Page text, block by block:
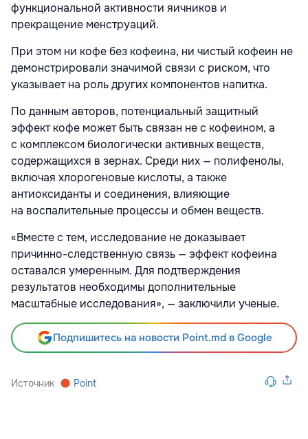
функциональной активности яичников и
прекращение менструаций.
При этом ни кофе без кофеина, ни чистый кофеин не
демонстрировали значимой связи с риском, что
указывает на роль других компонентов напитка.
По данным авторов, потенциальный защитный
эффект кофе может быть связан не с кофеином, а
с комплексом биологически активных веществ,
содержащихся в зернах. Среди них — полифенолы,
включая хлорогеновые кислоты, а также
антиоксиданты и соединения, влияющие
на воспалительные процессы и обмен веществ.
«Вместе с тем, исследование не доказывает
причинно-следственную связь — эффект кофеина
оставался умеренным. Для подтверждения
результатов необходимы дополнительные
масштабные исследования», — заключили ученые.
Подпишитесь на новости Point.md в Google
Источник Point